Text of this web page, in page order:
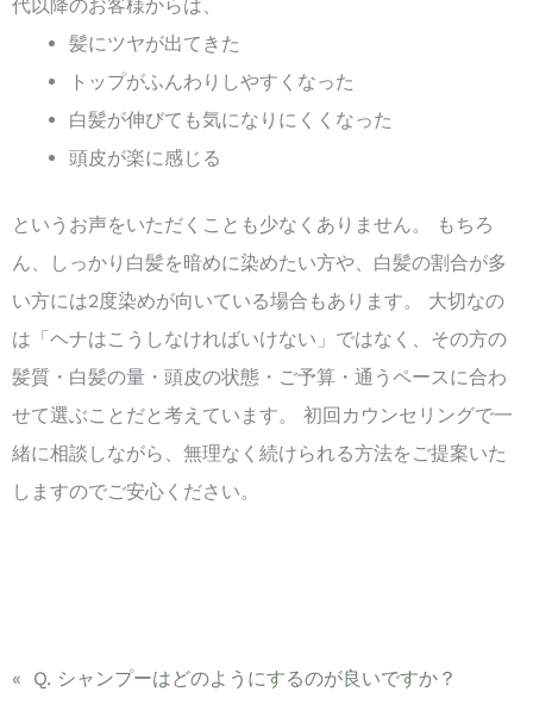
代以降のお客様からは、
髪にツヤが出てきた
トップがふんわりしやすくなった
白髪が伸びても気になりにくくなった
頭皮が楽に感じる
というお声をいただくことも少なくありません。 もちろ
ん、しっかり白髪を暗めに染めたい方や、白髪の割合が多
い方には2度染めが向いている場合もあります。 大切なの
は「ヘナはこうしなければいけない」ではなく、その方の
髪質・白髪の量・頭皮の状態・ご予算・通うペースに合わ
せて選ぶことだと考えています。 初回カウンセリングで一
緒に相談しながら、無理なく続けられる方法をご提案いた
しますのでご安心ください。
«
Q. シャンプーはどのようにするのが良いですか？